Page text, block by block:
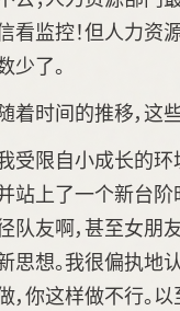
看监控！但人力资
少了。
着时间的推移，这
受限自小成长的环
站上了一个新台阶
队友啊，甚至女朋
思想。我很偏执地
，你这样做不行。